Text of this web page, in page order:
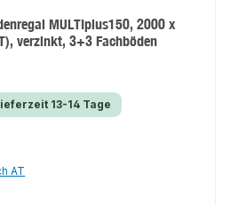
MULTIplus150, 2000 x
verzinkt, 3+3 Fachböden
13-14 Tage
AT